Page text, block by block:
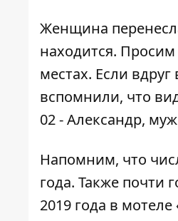
Женщина
находится.
местах. Если
вспомнили, что
02- Александр,
Напомним, что
года. Также почти
2019 года в мотеле